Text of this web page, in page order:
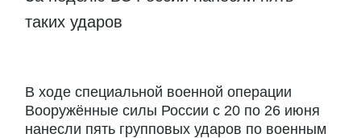
таких ударов
В ходе специальной военной операции
Вооружённые силы России с 20 по 26 июня
нанесли пять групповых ударов по военным